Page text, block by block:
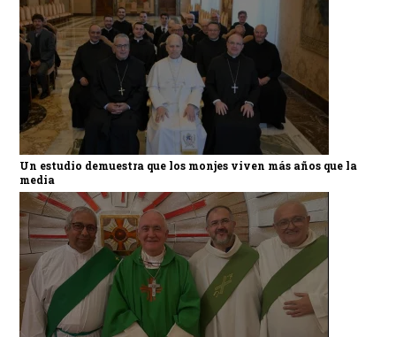
Un estudio demuestra que los monjes viven más años que la
media